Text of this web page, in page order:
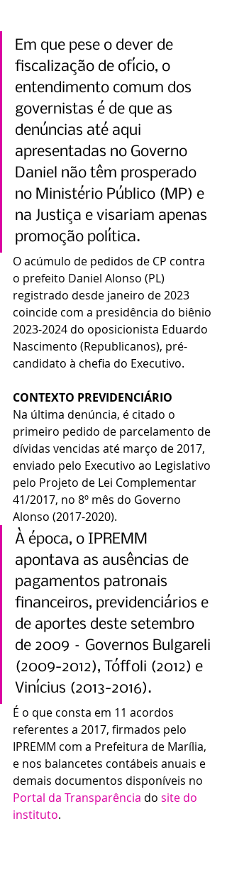
Em que pese o dever de
fiscalização de ofício, o
entendimento comum dos
governistas é de que as
denúncias até aqui
apresentadas no Governo
Daniel não têm prosperado
no Ministério Público (MP) e
na Justiça e visariam apenas
promoção política.
O acúmulo de pedidos de CP contra
o prefeito Daniel Alonso (PL)
registrado desde janeiro de 2023
coincide com a presidência do biênio
2023-2024 do oposicionista Eduardo
Nascimento (Republicanos), pré-
candidato à chefia do Executivo.
CONTEXTO PREVIDENCIÁRIO
Na última denúncia, é citado o
primeiro pedido de parcelamento de
dívidas vencidas até março de 2017,
enviado pelo Executivo ao Legislativo
pelo Projeto de Lei Complementar
41/2017, no 8º mês do Governo
Alonso (2017-2020).
À época, o IPREMM
apontava as ausências de
pagamentos patronais
financeiros, previdenciários e
de aportes deste setembro
de 2009 – Governos Bulgareli
(2009-2012), Tóffoli (2012) e
Vinícius (2013-2016).
É o que consta em 11 acordos
referentes a 2017, firmados pelo
IPREMM com a Prefeitura de Marília,
e nos balancetes contábeis anuais e
demais documentos disponíveis no
Portal da Transparência do site do
instituto.